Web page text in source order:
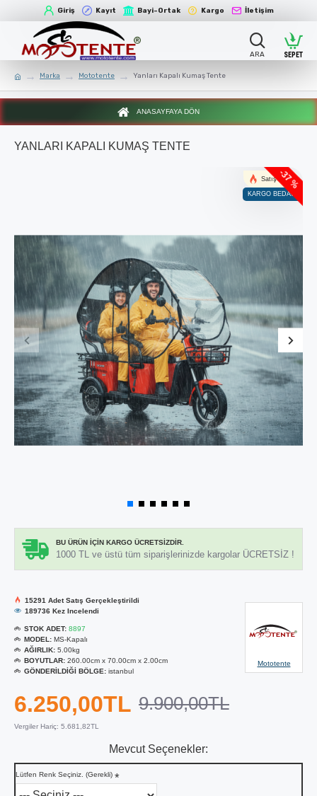
Giriş Kayıt Bayi-Ortak Kargo İletişim
Marka Mototente Yanları Kapalı Kumaş Tente
ANASAYFAYA DÖN
YANLARI KAPALI KUMAŞ TENTE
Satış Lideri
KARGO BEDAVA
-37 %
BU ÜRÜN İÇIN KARGO ÜCRETSIZDIR.
1000 TL ve üstü tüm siparişlerinizde kargolar ÜCRETSİZ !
STOK ADET: 8897
MODEL: MS-Kapalı
AĞIRLIK: 5.00kg
BOYUTLAR: 260.00cm x 70.00cm x 2.00cm
GÖNDERILDIĞI BÖLGE: istanbul
Mototente
15291 Adet Satış Gerçekleştirildi
189736 Kez Incelendi
6.250,00TL 9.900,00TL
Vergiler Hariç: 5.681,82TL
Mevcut Seçenekler:
Lütfen Renk Seçiniz. (Gerekli)